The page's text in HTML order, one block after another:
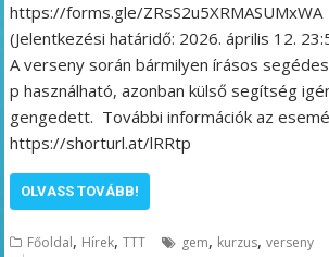
https://forms.gle/ZRsS2u5XRMASUMxWA
(Jelentkezési határidő: 2026. április 12.
A verseny során bármilyen írásos
p használható, azonban külső segítség
gengedett. További információk az
https://shorturl.at/lRRtp
OLVASS TOVÁBB!
Főoldal, Hírek,TTT gem, kurzus,verseny